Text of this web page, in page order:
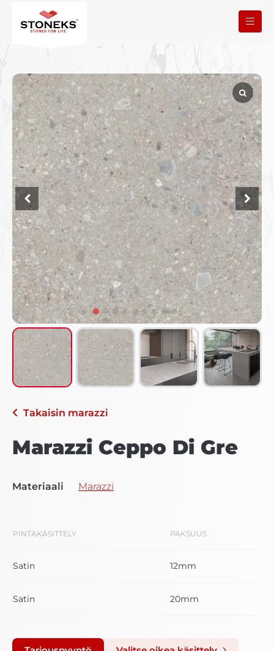
Takaisin marazzi
Marazzi Ceppo Di Gre
Materiaali Marazzi
PINTAKÄSITTELY PAKSUUS
Satin 12mm
Satin 20mm